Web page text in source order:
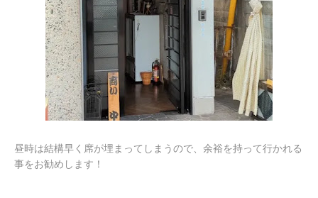
昼時は結構早く席が埋まってしまうので、余裕を持って行かれる
事をお勧めします！